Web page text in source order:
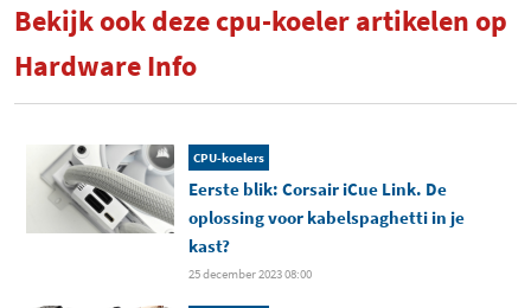
Bekijk ook deze cpu-koeler artikelen op
Hardware Info
CPU-koelers
Eerste blik: Corsair iCue Link. De
oplossing voor kabelspaghetti in je
kast?
25 december 2023 08:00